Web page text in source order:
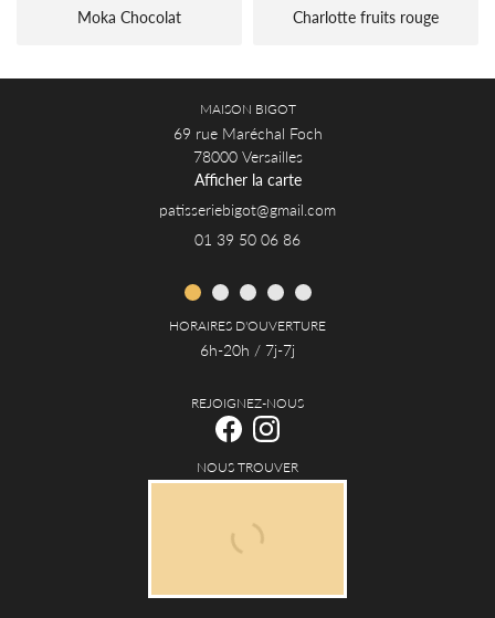
Moka Chocolat Charlotte fruits rouge
MAISON BIGOT
69 rue Maréchal Foch
78000 Versailles
Afficher la carte
01 39 50 06 86
HORAIRES D'OUVERTURE
6h-20h / 7j-7j
REJOIGNEZ-NOUS
NOUS TROUVER